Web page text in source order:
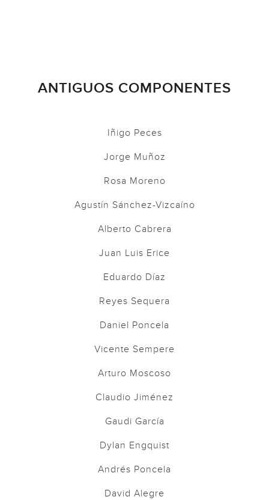
ANTIGUOS COMPONENTES
Iñigo Peces
Jorge Muñoz
Rosa Moreno
Agustín Sánchez-Vizcaíno
Alberto Cabrera
Juan Luis Erice
Eduardo Díaz
Reyes Sequera
Daniel Poncela
Vicente Sempere
Arturo Moscoso
Claudio Jiménez
Gaudi García
Dylan Engquist
Andrés Poncela
David Alegre